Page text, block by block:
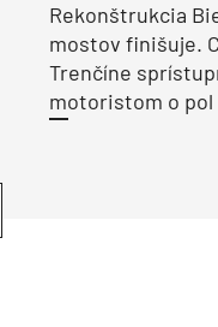
Rekonštrukcia
mostov finišuje.
Trenčíne
motoristom o pol